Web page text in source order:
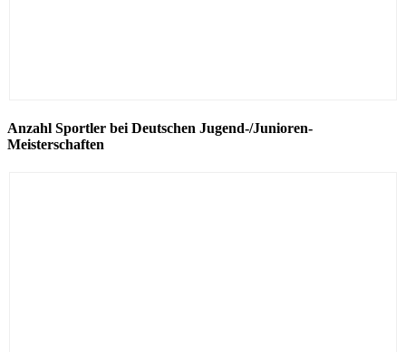
Anzahl Sportler bei Deutschen Jugend-/Junioren-
Meisterschaften